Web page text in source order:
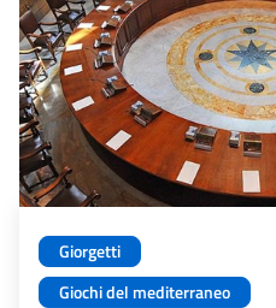
Giorgetti
Giochi del mediterraneo